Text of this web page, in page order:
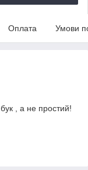
Оплата Умови
, а не простий!